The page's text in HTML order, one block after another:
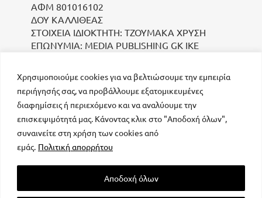
Χρησιμοποιούμε cookies για να βελτιώσουμε την εμπειρία
περιήγησής σας, να προβάλλουμε εξατομικευμένες
διαφημίσεις ή περιεχόμενο και να αναλύουμε την
επισκεψιμότητά μας. Κάνοντας κλικ στο "Αποδοχή όλων",
συναινείτε στη χρήση των cookies από
εμάς. Πολιτική απορρήτου
Αποδοχή όλων
ΑΦΜ 801016102
ΔΟΥ ΚΑΛΛΙΘΕΑΣ
ΣΤΟΙΧΕΙΑ ΙΔΙΟΚΤΗΤΗ: ΤΖΟΥΜΑΚΑ ΧΡΥΣΗ
ΕΠΩΝΥΜΙΑ: MEDIA PUBLISHING GK IKE
μοναδικός αριθμός Μ.Η.Τ. 232223